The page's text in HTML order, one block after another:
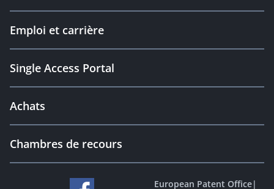
Emploi et carrière
Single Access Portal
Achats
Chambres de recours
European Patent Office|